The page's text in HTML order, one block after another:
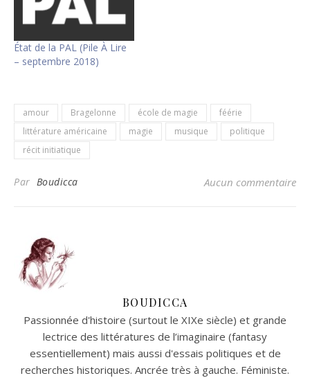
État de la PAL (Pile À Lire
– septembre 2018)
amour Bragelonne école de magie
féérie
littérature américaine
magie musique
politique
récit initiatique
Par Boudicca Aucun commentaire
BOUDICCA
Passionnée d'histoire (surtout le XIXe siècle) et grande
lectrice des littératures de l’imaginaire (fantasy
essentiellement) mais aussi d'essais politiques et de
recherches historiques. Ancrée très à gauche. Féministe.